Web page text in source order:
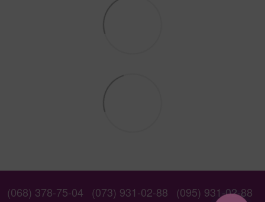
(068) 378-75-04 (073) 931-02-88 (095) 931-02-88